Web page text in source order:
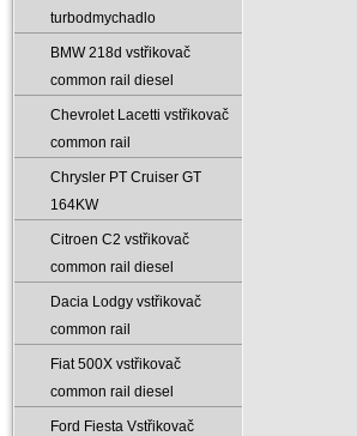
turbodmychadlo
BMW 218d vstřikovač
common rail diesel
Chevrolet Lacetti vstřikovač
common rail
Chrysler PT Cruiser GT
164KW
Citroen C2 vstřikovač
common rail diesel
Dacia Lodgy vstřikovač
common rail
Fiat 500X vstřikovač
common rail diesel
Ford Fiesta Vstřikovač